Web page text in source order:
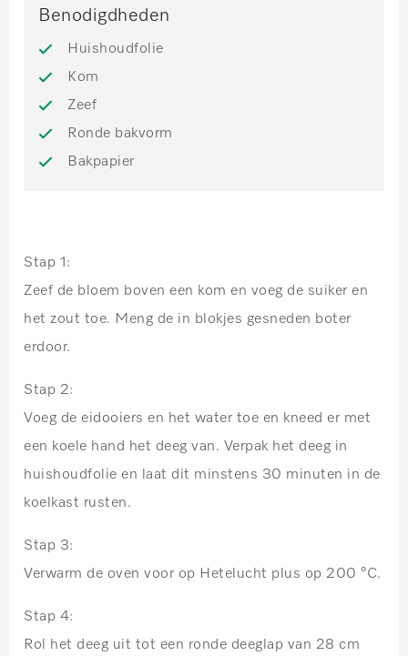
Benodigdheden
Huishoudfolie
Kom
Zeef
Ronde bakvorm
Bakpapier
Stap 1:
Zeef de bloem boven een kom en voeg de suiker en
het zout toe. Meng de in blokjes gesneden boter
erdoor.
Stap 2:
Voeg de eidooiers en het water toe en kneed er met
een koele hand het deeg van. Verpak het deeg in
huishoudfolie en laat dit minstens 30 minuten in de
koelkast rusten.
Stap 3:
Verwarm de oven voor op Hetelucht plus op 200 °C.
Stap 4:
Rol het deeg uit tot een ronde deeglap van 28 cm